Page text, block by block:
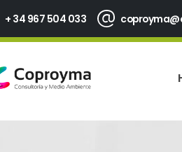
+ 34 967 504 033